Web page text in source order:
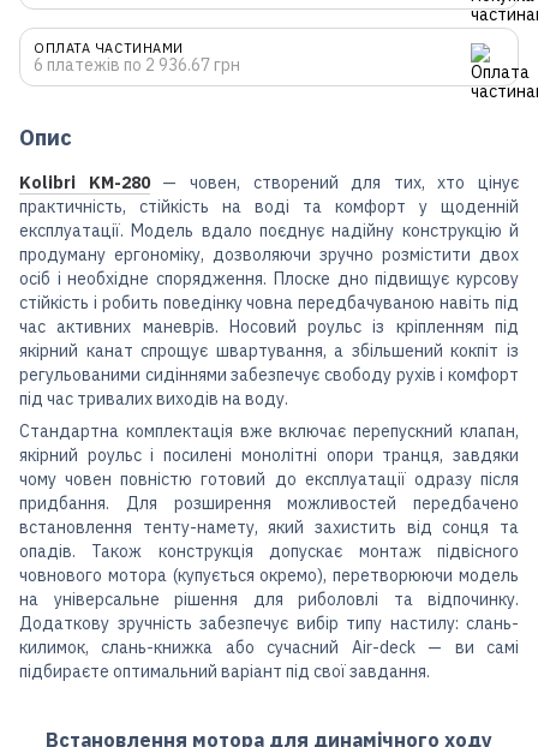
ОПЛАТА ЧАСТИНАМИ
6 платежів по 2 936.67 грн
Опис
Kolibri KM-280— човен, створений для тих, хто цінує
практичність, стійкість на воді та комфорт у щоденній
експлуатації. Модель вдало поєднує надійну конструкцію й
продуману ергономіку, дозволяючи зручно розмістити двох
осіб і необхідне спорядження. Плоске дно підвищує курсову
стійкість і робить поведінку човна передбачуваною навіть під
час активних маневрів. Носовий роульс із кріпленням під
якірний канат спрощує швартування, а збільшений кокпіт із
регульованими сидіннями забезпечує свободу рухів і комфорт
під час тривалих виходів на воду.
Стандартна комплектація вже включає перепускний клапан,
якірний роульс і посилені монолітні опори транця, завдяки
чому човен повністю готовий до експлуатації одразу після
придбання. Для розширення можливостей передбачено
встановлення тенту-намету, який захистить від сонця та
опадів. Також конструкція допускає монтаж підвісного
човнового мотора (купується окремо), перетворюючи модель
на універсальне рішення для риболовлі та відпочинку.
Додаткову зручність забезпечує вибір типу настилу: слань-
килимок, слань-книжка або сучасний Air-deck — ви самі
підбираєте оптимальний варіант під свої завдання.
Встановлення мотора для динамічного ходу